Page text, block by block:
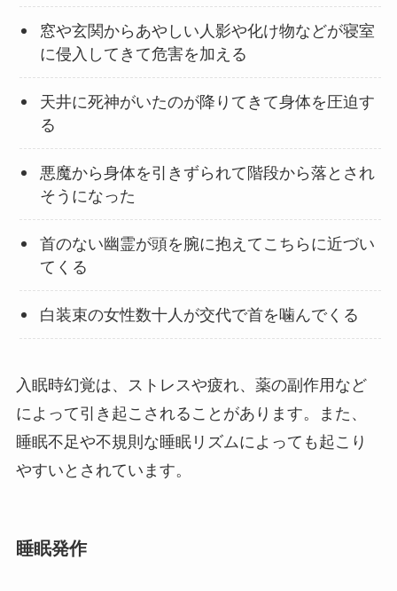
窓や玄関からあやしい人影や化け物などが寝室
に侵入してきて危害を加える
天井に死神がいたのが降りてきて身体を圧迫す
る
悪魔から身体を引きずられて階段から落とされ
そうになった
首のない幽霊が頭を腕に抱えてこちらに近づい
てくる
白装束の女性数十人が交代で首を噛んでくる
入眠時幻覚は、ストレスや疲れ、薬の副作用など
によって引き起こされることがあります。また、
睡眠不足や不規則な睡眠リズムによっても起こり
やすいとされています。
睡眠発作